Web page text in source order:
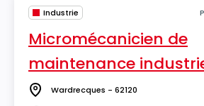
Industrie
Micromécanicien de
maintenance
Lieu Wardrecques - 62120